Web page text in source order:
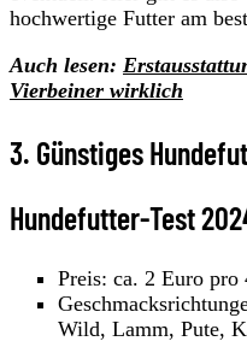
hochwertige Futter am
Auch lesen:
Vierbeiner wirklich
3. Günstiges
Hundefutter-Test
Preis: ca. 2 Euro
Wild, Lamm, Pute,